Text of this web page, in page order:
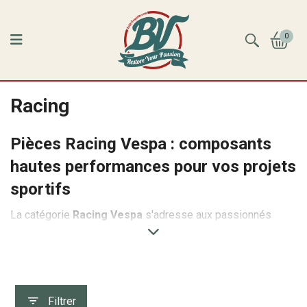
0
Racing
Pièces Racing Vespa : composants
hautes performances pour vos projets
sportifs
La catégorie Racing Vespa s'adresse aux passionnés
souhaitant préparer, restaurer ou optimiser leur moteur dans
avec les principales générations de Vespa. Selon leur
nature, certaines de ces pièces sont exclusivement
Filtrer